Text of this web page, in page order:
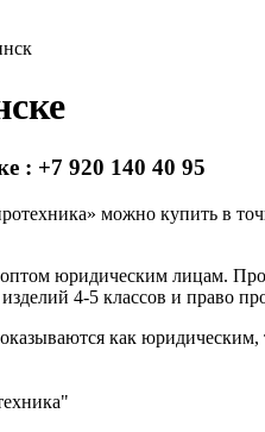
: +7 920 140 40 95
можно купить в
юридическим лицам.
4-5 классов и право
как